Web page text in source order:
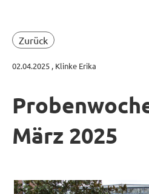
Zurück
02.04.2025 , Klinke Erika
März 2025